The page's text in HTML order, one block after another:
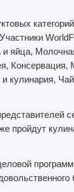
яйца,
кулинария,
пройдут